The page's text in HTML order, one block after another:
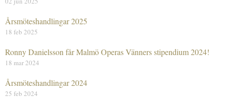
Årsmöteshandlingar 2025
18 feb 2025
Ronny Danielsson får Malmö Operas Vänners stipendium 2024!
18 mar 2024
Årsmöteshandlingar 2024
25 feb 2024